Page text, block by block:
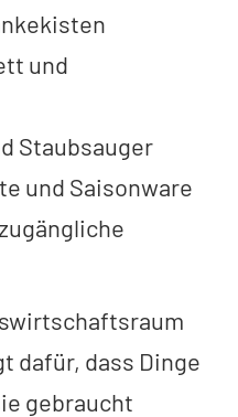
und
Staubsauger
und Saisonware
dafür, dass Dinge
gebraucht